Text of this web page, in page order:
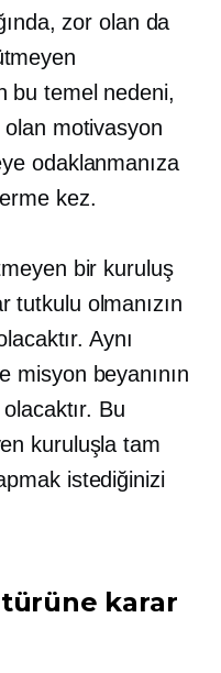
zor olan da
bu temel nedeni,
olan motivasyon
odaklanmanıza
kez.
bir kuruluş
tutkulu olmanızın
Aynı
misyon beyanının
Bu
kuruluşla tam
istediğinizi
karar